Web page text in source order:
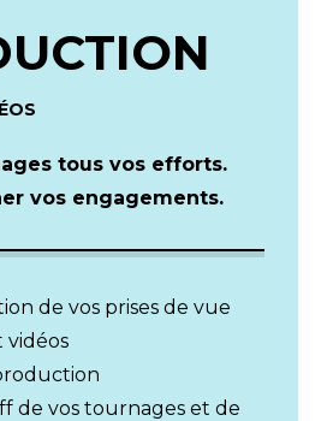
tous vos efforts.
vos engagements.
de vos prises de vue
vidéos
de vos tournages et de